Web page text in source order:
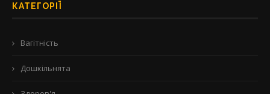
КАТЕГОРІЇ
Вагітність
Дошкільнята